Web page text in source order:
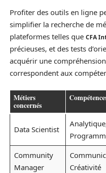
Profiter des outils en ligne
simplifier la recherche de
plateformes telles que CFA
précieuses, et des tests
acquérir une
correspondent aux
Métiers
concernés
Data Scientist
Community
Manager
Créativité